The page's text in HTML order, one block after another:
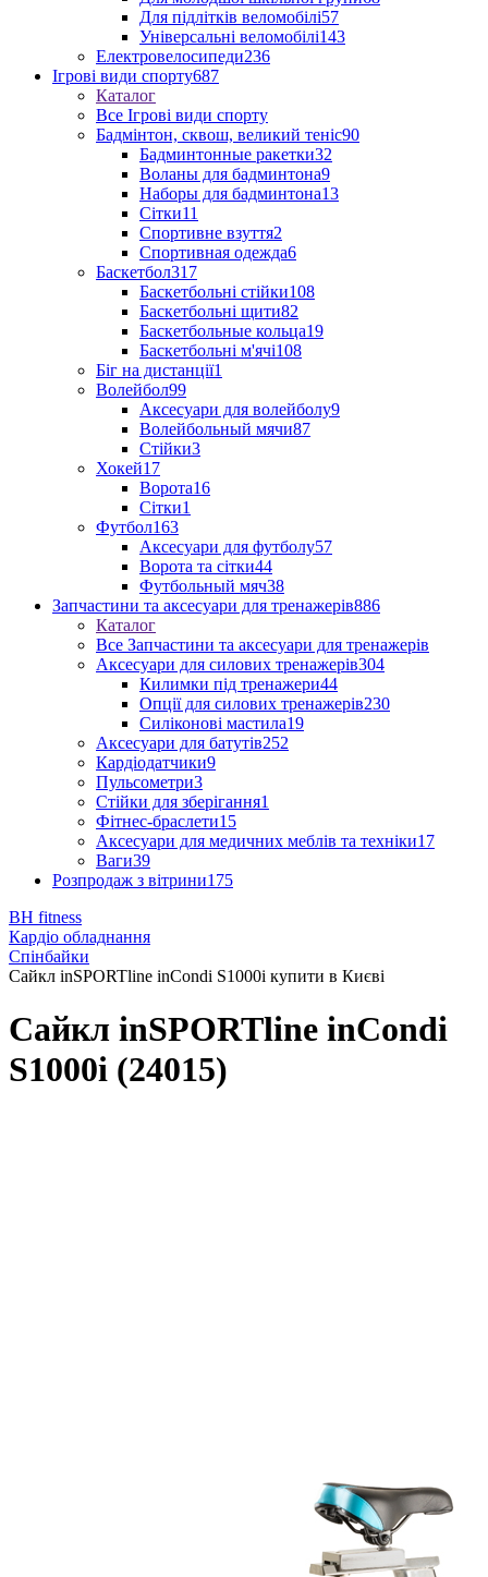
Для підлітків веломобілі57
Універсальні веломобілі143
Електровелосипеди236
Ігрові види спорту687
Каталог
Все Ігрові види спорту
Бадмінтон, сквош, великий теніс90
Бадминтонные ракетки32
Воланы для бадминтона9
Наборы для бадминтона13
Сітки11
Спортивне взуття2
Спортивная одежда6
Баскетбол317
Баскетбольні стійки108
Баскетбольні щити82
Баскетбольные кольца19
Баскетбольні м'ячі108
Біг на дистанції1
Волейбол99
Аксесуари для волейболу9
Волейбольный мячи87
Стійки3
Хокей17
Ворота16
Сітки1
Футбол163
Аксесуари для футболу57
Ворота та сітки44
Футбольный мяч38
Запчастини та аксесуари для тренажерів886
Каталог
Все Запчастини та аксесуари для тренажерів
Аксесуари для силових тренажерів304
Килимки під тренажери44
Опції для силових тренажерів230
Силіконові мастила19
Аксесуари для батутів252
Кардіодатчики9
Пульсометри3
Стійки для зберігання1
Фітнес-браслети15
Аксесуари для медичних меблів та техніки17
Ваги39
Розпродаж з вітрини175
BH fitness
Кардіо обладнання
Спінбайки
Сайкл inSPORTline inCondi S1000i купити в Києві
Сайкл inSPORTline inCondi
S1000i (24015)